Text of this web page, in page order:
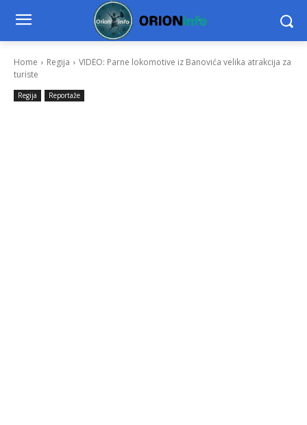
Home Regija
VIDEO: Parne lokomotive iz Banovića velika atrakcija za
turiste
Regija Reportaže